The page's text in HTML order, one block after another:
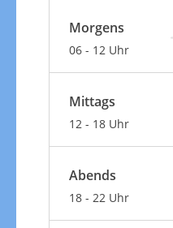
Morgens
06 - 12 Uhr
Mittags
12 - 18 Uhr
Abends
18 - 22 Uhr